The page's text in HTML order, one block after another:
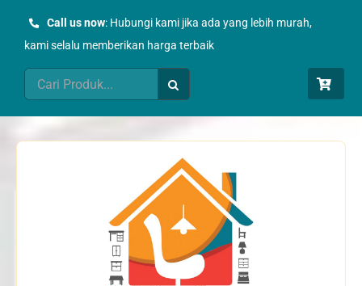
Call us now: Hubungi kami jika ada yang lebih murah,
kami selalu memberikan harga terbaik
Search
for: